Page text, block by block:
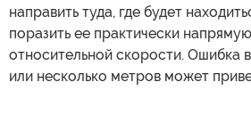
направить туда, где будет
поразить ее практически
относительной скорости. Ошибка
или несколько метров может